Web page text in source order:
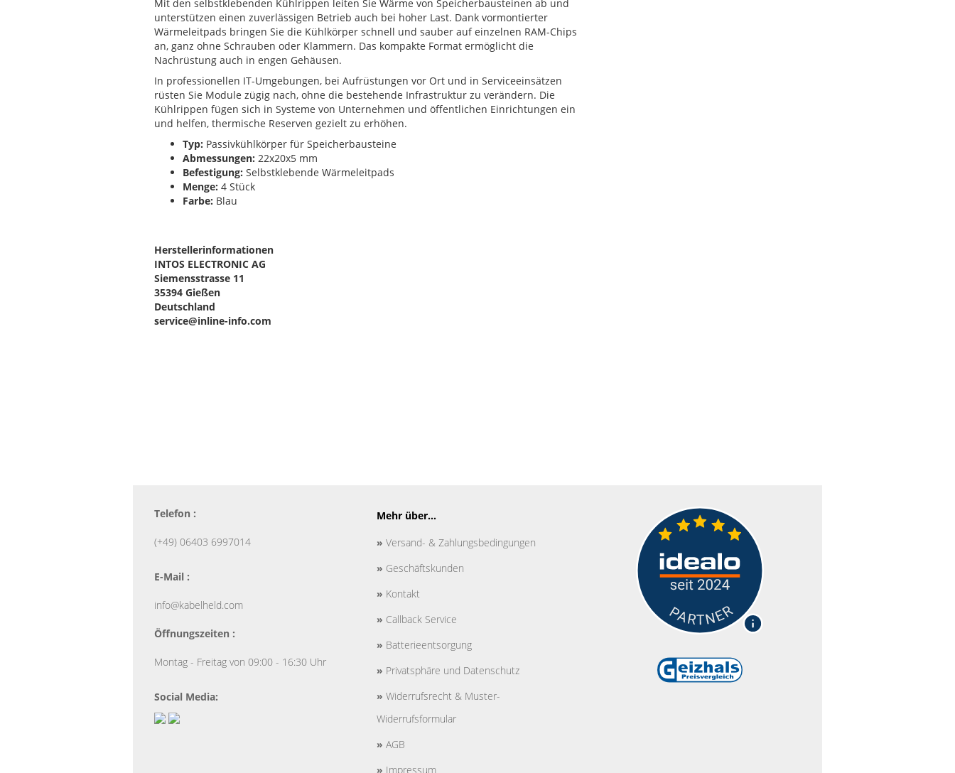
Mit den selbstklebenden Kühlrippen leiten Sie Wärme von Speicherbausteinen ab und
unterstützen einen zuverlässigen Betrieb auch bei hoher Last. Dank vormontierter
Wärmeleitpads bringen Sie die Kühlkörper schnell und sauber auf einzelnen RAM-Chips
an, ganz ohne Schrauben oder Klammern. Das kompakte Format ermöglicht die
Nachrüstung auch in engen Gehäusen.
In professionellen IT-Umgebungen, bei Aufrüstungen vor Ort und in Serviceeinsätzen
rüsten Sie Module zügig nach, ohne die bestehende Infrastruktur zu verändern. Die
Kühlrippen fügen sich in Systeme von Unternehmen und öffentlichen Einrichtungen ein
und helfen, thermische Reserven gezielt zu erhöhen.
Typ: Passivkühlkörper für Speicherbausteine
Abmessungen: 22x20x5 mm
Befestigung: Selbstklebende Wärmeleitpads
Menge: 4 Stück
Farbe: Blau
Herstellerinformationen
INTOS ELECTRONIC AG
Siemensstrasse 11
35394 Gießen
Deutschland
service@inline-info.com
Telefon :
(+49) 06403 6997014
E-Mail :
info@kabelheld.com
Öffnungszeiten :
Montag - Freitag von 09:00 - 16:30 Uhr
Social Media:
Mehr über...
» Versand- & Zahlungsbedingungen
» Geschäftskunden
» Kontakt
» Callback Service
» Batterieentsorgung
» Privatsphäre und Datenschutz
» Widerrufsrecht & Muster-
Widerrufsformular
» AGB
» Impressum